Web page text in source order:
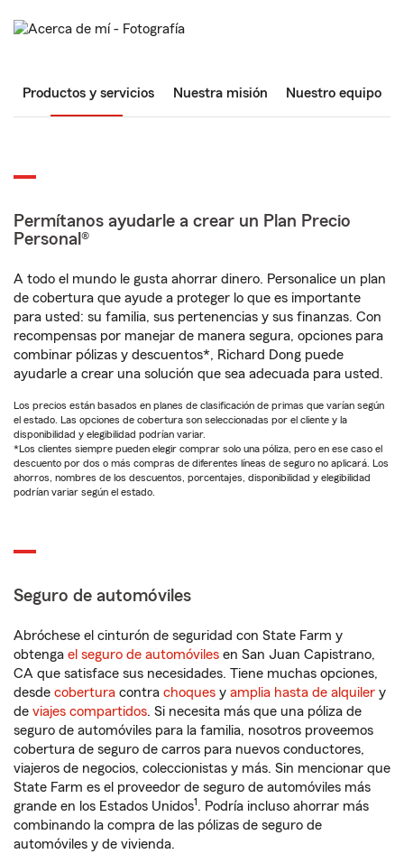
Productos y servicios Nuestra misión Nuestro equipo
Permítanos ayudarle a crear un Plan Precio
Personal®
A todo el mundo le gusta ahorrar dinero. Personalice un plan
de cobertura que ayude a proteger lo que es importante
para usted: su familia, sus pertenencias y sus finanzas. Con
recompensas por manejar de manera segura, opciones para
combinar pólizas y descuentos*, Richard Dong puede
ayudarle a crear una solución que sea adecuada para usted.
Los precios están basados en planes de clasificación de primas que varían según
el estado. Las opciones de cobertura son seleccionadas por el cliente y la
disponibilidad y elegibilidad podrían variar.
*Los clientes siempre pueden elegir comprar solo una póliza, pero en ese caso el
descuento por dos o más compras de diferentes líneas de seguro no aplicará. Los
ahorros, nombres de los descuentos, porcentajes, disponibilidad y elegibilidad
podrían variar según el estado.
Seguro de automóviles
Abróchese el cinturón de seguridad con State Farm y
obtenga el seguro de automóviles en San Juan Capistrano,
CA que satisface sus necesidades. Tiene muchas opciones,
desde cobertura contra choques y amplia hasta de alquiler y
de viajes compartidos. Si necesita más que una póliza de
seguro de automóviles para la familia, nosotros proveemos
cobertura de seguro de carros para nuevos conductores,
viajeros de negocios, coleccionistas y más. Sin mencionar que
State Farm es el proveedor de seguro de automóviles más
grande en los Estados Unidos1 . Podría incluso ahorrar más
combinando la compra de las pólizas de seguro de
automóviles y de vivienda.